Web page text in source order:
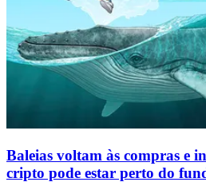
Baleias voltam às compras e
cripto pode estar perto do